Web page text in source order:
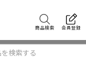
商品検索 会員登録